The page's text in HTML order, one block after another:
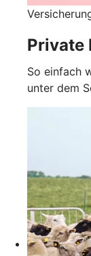
Private
So einfach
unter dem